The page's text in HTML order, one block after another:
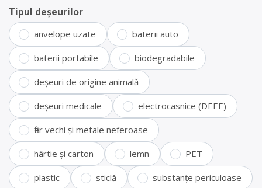
Tipul deșeurilor
anvelope uzate baterii auto
baterii portabile biodegradabile
deșeuri de origine animală
deșeuri medicale electrocasnice (DEEE)
fier vechi și metale neferoase
hârtie și carton lemn PET
plastic sticlă substanțe periculoase